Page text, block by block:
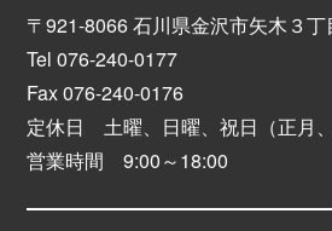
〒921-8066 石川県金沢市矢木３丁
Tel 076-240-0177
Fax 076-240-0176
定休日 土曜、日曜、祝日（正月、
営業時間 9:00～18:00